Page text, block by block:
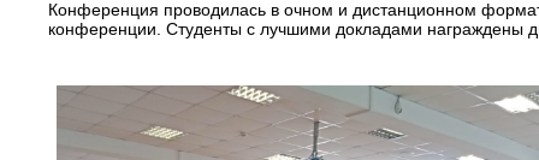
Конференция проводилась в очном и дистанционном
конференции. Студенты с лучшими докладами награждены